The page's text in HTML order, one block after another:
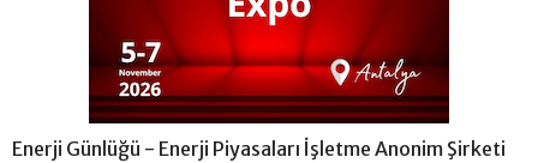
Enerji Günlüğü - Enerji Piyasaları İşletme Anonim Şirketi